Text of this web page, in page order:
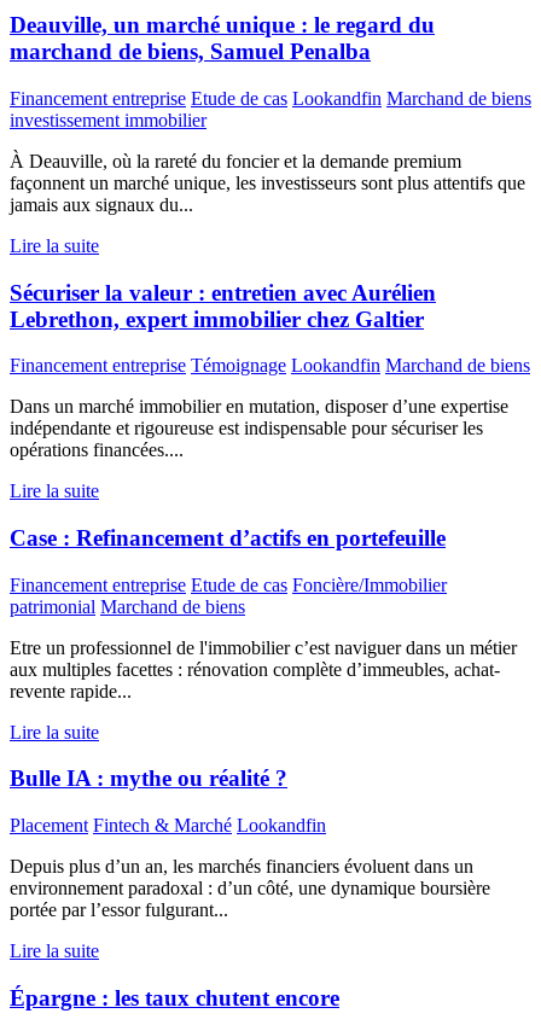
Deauville, un marché unique : le regard du
marchand de biens, Samuel Penalba
Financement entreprise Etude de cas Lookandfin Marchand de biens
investissement immobilier
À Deauville, où la rareté du foncier et la demande premium
façonnent un marché unique, les investisseurs sont plus attentifs que
jamais aux signaux du...
Lire la suite
Sécuriser la valeur : entretien avec Aurélien
Lebrethon, expert immobilier chez Galtier
Financement entreprise Témoignage Lookandfin Marchand de biens
Dans un marché immobilier en mutation, disposer d’une expertise
indépendante et rigoureuse est indispensable pour sécuriser les
opérations financées....
Lire la suite
Case : Refinancement d’actifs en portefeuille
Financement entreprise Etude de cas Foncière/Immobilier
patrimonial Marchand de biens
Etre un professionnel de l'immobilier c’est naviguer dans un métier
aux multiples facettes : rénovation complète d’immeubles, achat-
revente rapide...
Lire la suite
Bulle IA : mythe ou réalité ?
Placement Fintech & Marché Lookandfin
Depuis plus d’un an, les marchés financiers évoluent dans un
environnement paradoxal : d’un côté, une dynamique boursière
portée par l’essor fulgurant...
Lire la suite
Épargne : les taux chutent encore